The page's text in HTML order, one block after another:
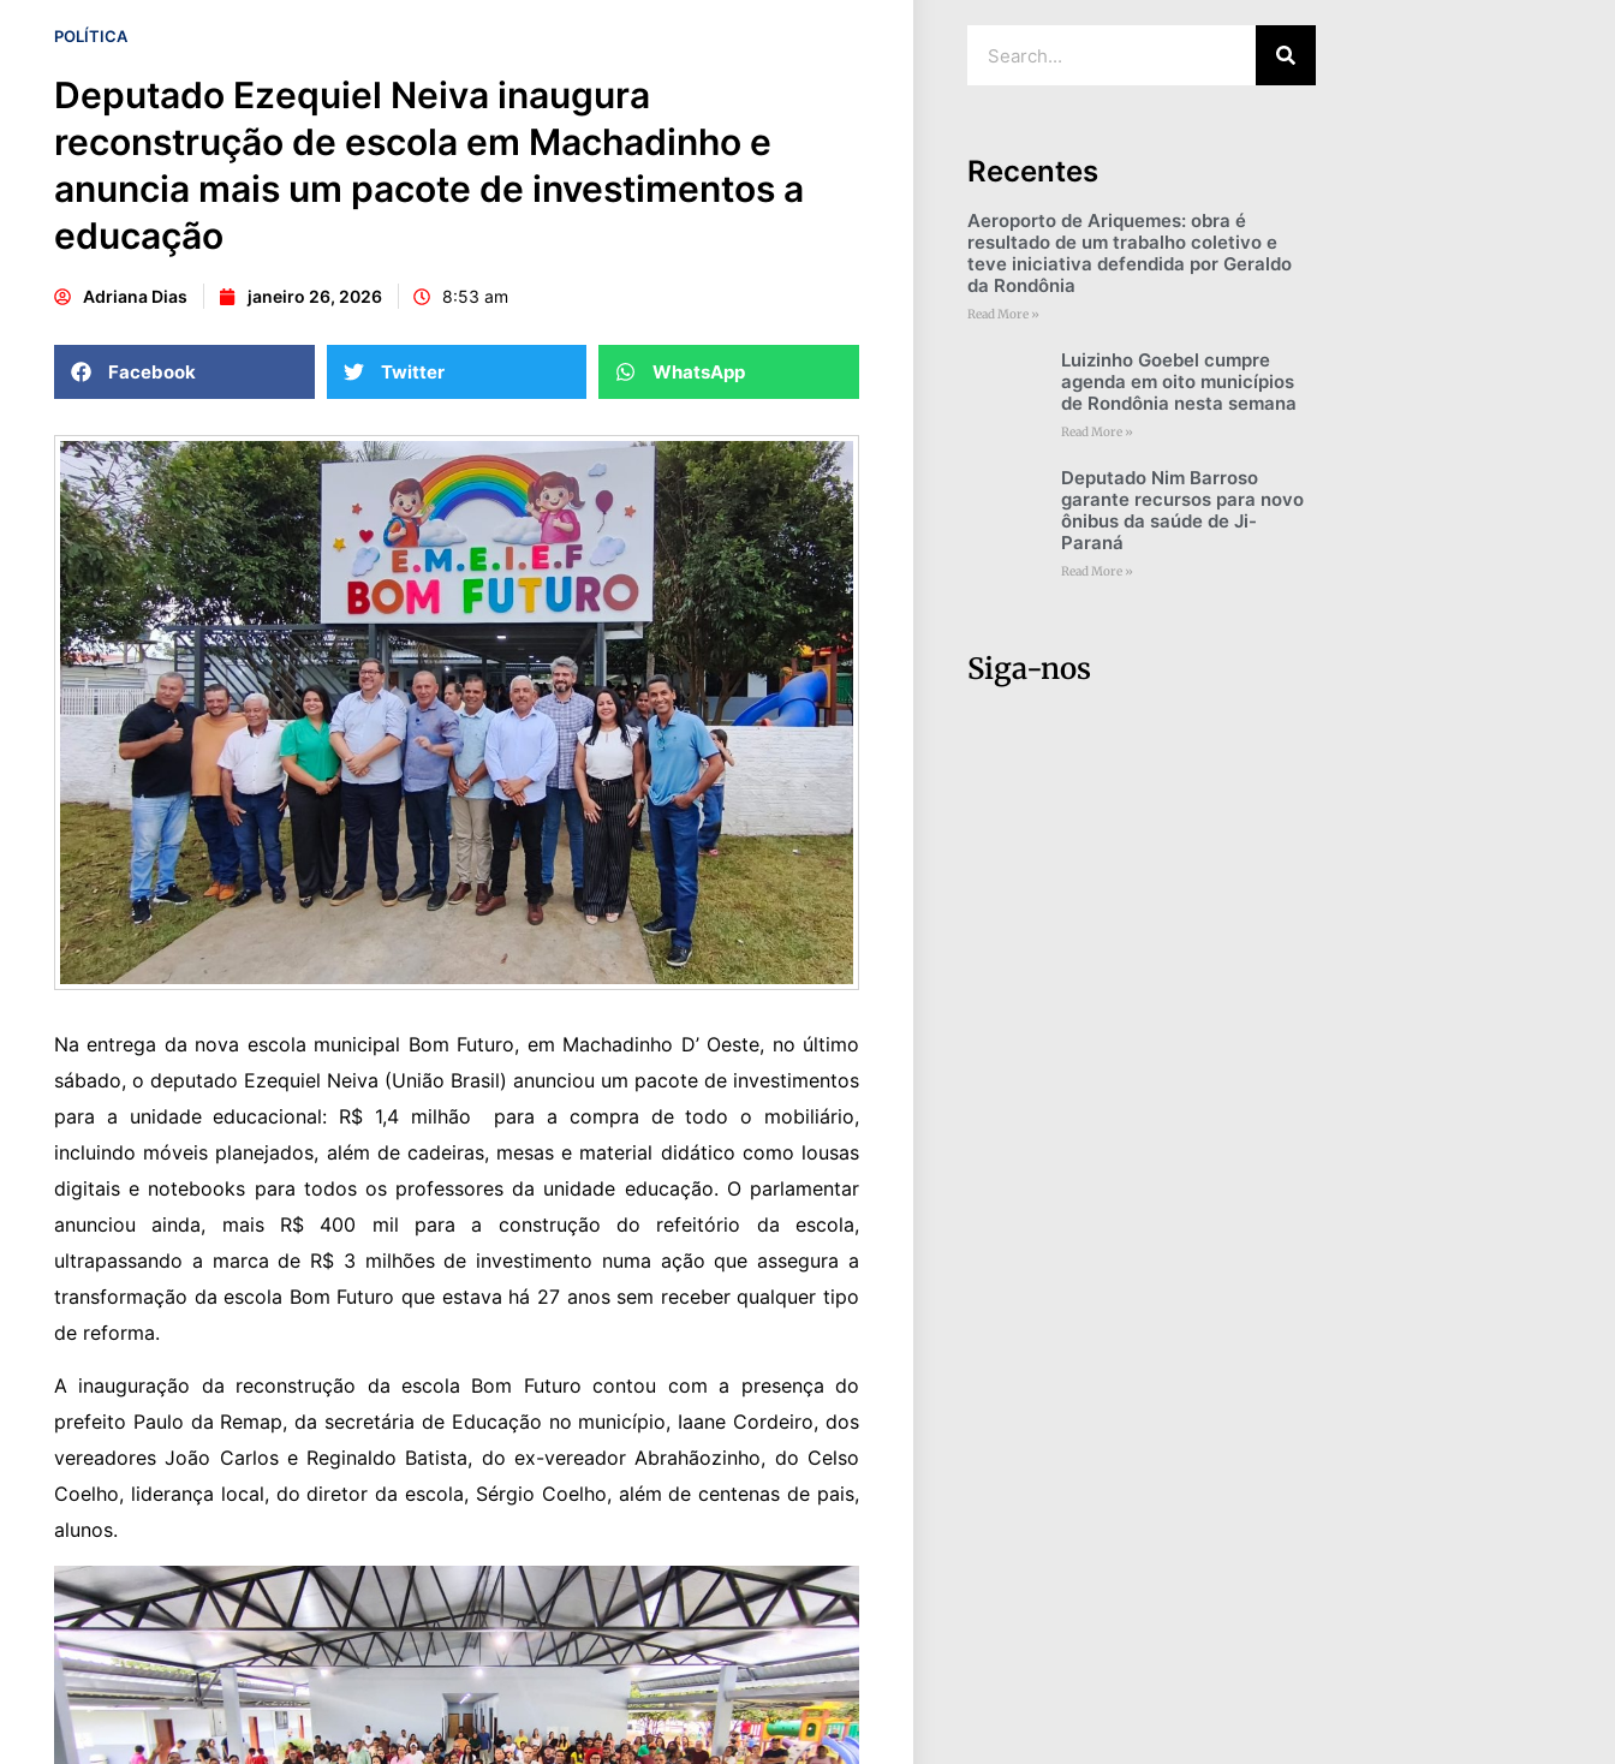
POLÍTICA
Deputado Ezequiel Neiva inaugura
reconstrução de escola em Machadinho e
anuncia mais um pacote de investimentos a
educação
Adriana Dias janeiro 26, 2026 8:53 am
Facebook Twitter WhatsApp
Na entrega da nova escola municipal Bom Futuro, em Machadinho D’ Oeste, no último
sábado, o deputado Ezequiel Neiva (União Brasil) anunciou um pacote de investimentos
para a unidade educacional: R$ 1,4 milhão para a compra de todo o mobiliário,
incluindo móveis planejados, além de cadeiras, mesas e material didático como lousas
digitais e notebooks para todos os professores da unidade educação. O parlamentar
anunciou ainda, mais R$ 400 mil para a construção do refeitório da escola,
ultrapassando a marca de R$ 3 milhões de investimento numa ação que assegura a
transformação da escola Bom Futuro que estava há 27 anos sem receber qualquer tipo
de reforma.
A inauguração da reconstrução da escola Bom Futuro contou com a presença do
prefeito Paulo da Remap, da secretária de Educação no município, Iaane Cordeiro, dos
vereadores João Carlos e Reginaldo Batista, do ex-vereador Abrahãozinho, do Celso
Coelho, liderança local, do diretor da escola, Sérgio Coelho, além de centenas de pais,
alunos.
Recentes
Aeroporto de Ariquemes: obra é
resultado de um trabalho coletivo e
teve iniciativa defendida por Geraldo
da Rondônia
Read More »
Luizinho Goebel cumpre
agenda em oito municípios
de Rondônia nesta semana
Read More »
Deputado Nim Barroso
garante recursos para novo
ônibus da saúde de Ji-
Paraná
Read More »
Siga-nos